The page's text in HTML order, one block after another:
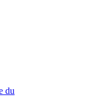
du